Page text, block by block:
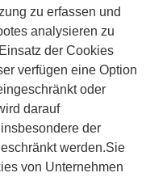
zu erfassen und
analysieren zu
der Cookies
verfügen eine Option
oder
darauf
der
werden.Sie
von Unternehmen